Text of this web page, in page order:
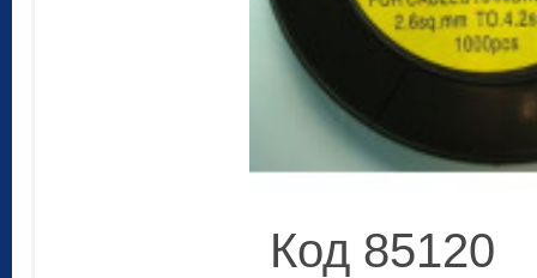
Код 85120